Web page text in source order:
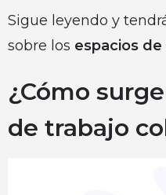
Sigue leyendo y
sobre los espacios
¿Cómo
de trabajo